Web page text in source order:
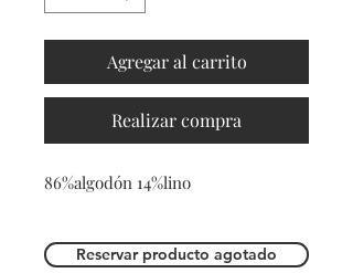
Agregar al carrito
Realizar compra
86%algodón 14%lino
Reservar producto agotado